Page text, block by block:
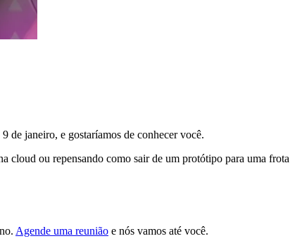
de janeiro, e gostaríamos de conhecer você.
cloud ou repensando como sair de um protótipo para uma frota
Agende uma reunião e nós vamos até você.